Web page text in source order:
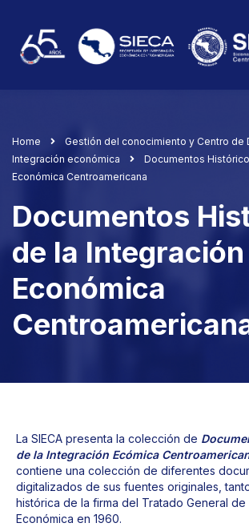
Home
Gestión del conocimiento y Centro de
Integración económica
Documentos
Económica Centroamericana
Documentos
de la Integración
Económica
La SIECA presenta la colección de
de la Integración Ecómica
contiene una colección de diferentes
digitalizados de sus fuentes originales,
histórica de la firma del Tratado General de
Económica en 1960.